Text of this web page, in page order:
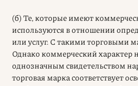
(б) Те, которые имеют
используются в отношении
или услуг. С такими торговыми
Однако коммерческий характер
однозначным свидетельством
торговая марка соответствует